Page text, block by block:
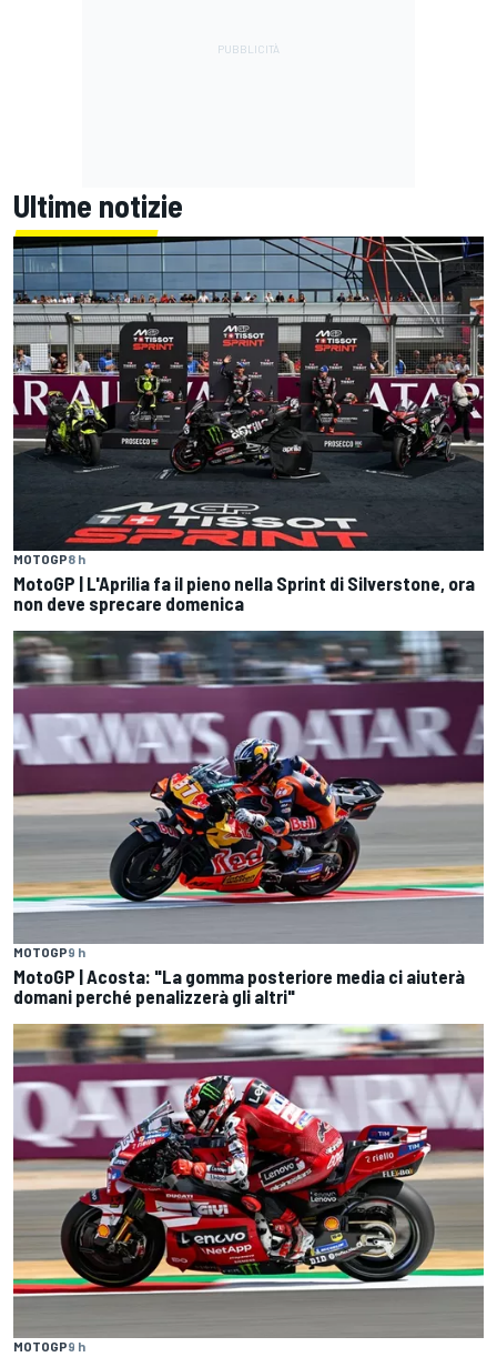
Ultime notizie
MOTOGP8 h
MotoGP | L'Aprilia fa il pieno nella Sprint di Silverstone, ora
non deve sprecare domenica
MOTOGP9 h
MotoGP | Acosta: "La gomma posteriore media ci aiuterà
domani perché penalizzerà gli altri"
MOTOGP9 h